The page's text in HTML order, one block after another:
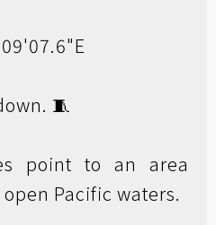
🧵
point to an area
Pacific waters.